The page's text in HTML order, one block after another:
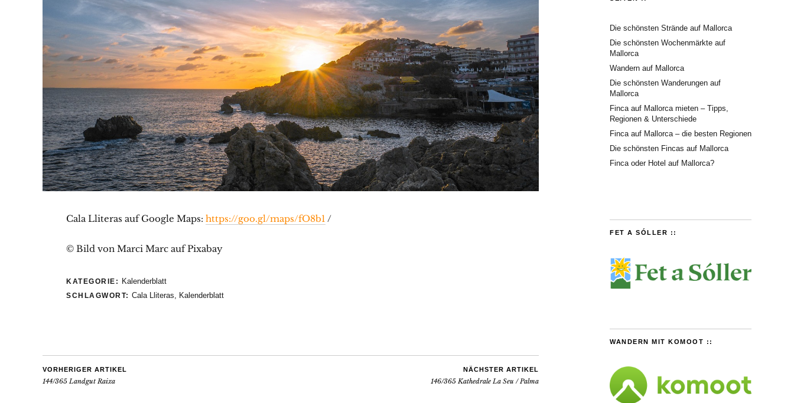
Cala Lliteras auf Google Maps: https://goo.gl/maps/fO8b1 /
© Bild von Marci Marc auf Pixabay
KATEGORIE: Kalenderblatt
SCHLAGWORT: Cala Lliteras Kalenderblatt
VORHERIGER ARTIKEL
144/365 Landgut Raixa
NÄCHSTER ARTIKEL
146/365 Kathedrale La Seu / Palma
Die schönsten Strände auf Mallorca
Die schönsten Wochenmärkte auf
Mallorca
Wandern auf Mallorca
Die schönsten Wanderungen auf
Mallorca
Finca auf Mallorca mieten – Tipps,
Regionen & Unterschiede
Finca auf Mallorca – die besten Regionen
Die schönsten Fincas auf Mallorca
Finca oder Hotel auf Mallorca?
FET A SÓLLER ::
WANDERN MIT KOMOOT ::